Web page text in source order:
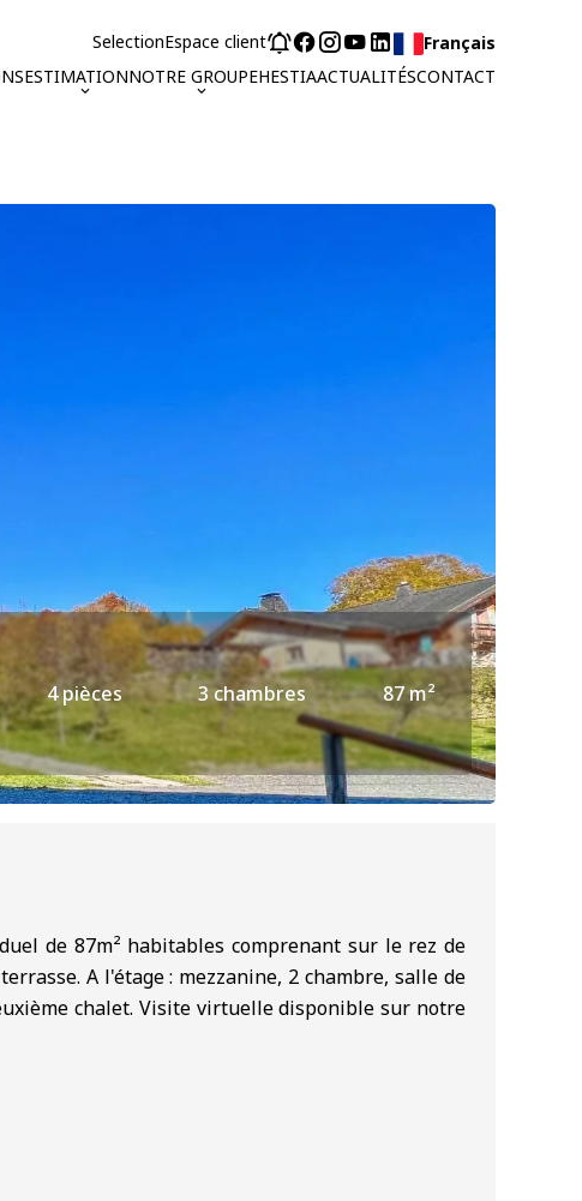
SelectionEspace client
Français
ESTIMATIONNOTRE GROUPEHESTIAACTUALITÉSCONTACT
4 pièces 3 chambres 87 m²
de 87m² habitables comprenant sur le rez de
A l'étage : mezzanine, 2 chambre, salle de
chalet. Visite virtuelle disponible sur notre